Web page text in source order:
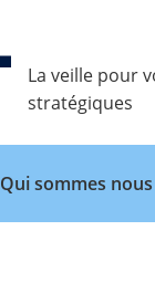
La veille pour
stratégiques
Retour
Qui sommes nous